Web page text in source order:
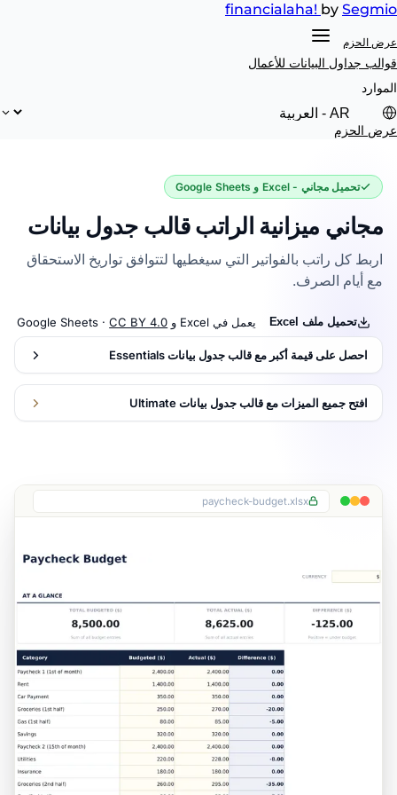
financialaha! by Segmio
عرض الحزم
قوالب جداول البيانات للأعمال
الموارد
عرض الحزم
تحميل مجاني - Excel و Google Sheets
مجاني ميزانية الراتب قالب جدول بيانات
اربط كل راتب بالفواتير التي سيغطيها لتتوافق تواريخ الاستحقاق
مع أيام الصرف.
تحميل ملف Excel يعمل في Excel و Google Sheets · CC BY 4.0
احصل على قيمة أكبر مع قالب جدول بيانات Essentials
افتح جميع الميزات مع قالب جدول بيانات Ultimate
paycheck-budget.xlsx